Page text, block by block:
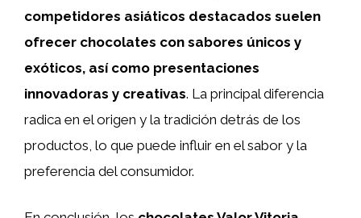
competidores asiáticos destacados suelen
ofrecer chocolates con sabores únicos y
exóticos, así como presentaciones
innovadoras y creativas. La principal diferencia
radica en el origen y la tradición detrás de los
productos, lo que puede influir en el sabor y la
preferencia del consumidor.